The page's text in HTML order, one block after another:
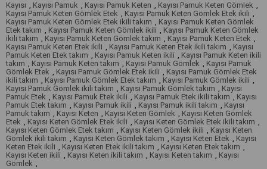
Kayısı , Kayısı Pamuk , Kayısı Pamuk Keten , Kayısı Pamuk Keten Gömlek ,
Kayısı Pamuk Keten Gömlek Etek , Kayısı Pamuk Keten Gömlek Etek ikili ,
Kayısı Pamuk Keten Gömlek Etek ikili takım , Kayısı Pamuk Keten Gömlek
Etek takım , Kayısı Pamuk Keten Gömlek ikili , Kayısı Pamuk Keten Gömlek
ikili takım , Kayısı Pamuk Keten Gömlek takım , Kayısı Pamuk Keten Etek ,
Kayısı Pamuk Keten Etek ikili , Kayısı Pamuk Keten Etek ikili takım , Kayısı
Pamuk Keten Etek takım , Kayısı Pamuk Keten ikili , Kayısı Pamuk Keten ikili
takım , Kayısı Pamuk Keten takım , Kayısı Pamuk Gömlek , Kayısı Pamuk
Gömlek Etek , Kayısı Pamuk Gömlek Etek ikili , Kayısı Pamuk Gömlek Etek
ikili takım , Kayısı Pamuk Gömlek Etek takım , Kayısı Pamuk Gömlek ikili ,
Kayısı Pamuk Gömlek ikili takım , Kayısı Pamuk Gömlek takım , Kayısı
Pamuk Etek , Kayısı Pamuk Etek ikili , Kayısı Pamuk Etek ikili takım , Kayısı
Pamuk Etek takım , Kayısı Pamuk ikili , Kayısı Pamuk ikili takım , Kayısı
Pamuk takım , Kayısı Keten , Kayısı Keten Gömlek , Kayısı Keten Gömlek
Etek , Kayısı Keten Gömlek Etek ikili , Kayısı Keten Gömlek Etek ikili takım ,
Kayısı Keten Gömlek Etek takım , Kayısı Keten Gömlek ikili , Kayısı Keten
Gömlek ikili takım , Kayısı Keten Gömlek takım , Kayısı Keten Etek , Kayısı
Keten Etek ikili , Kayısı Keten Etek ikili takım , Kayısı Keten Etek takım ,
Kayısı Keten ikili , Kayısı Keten ikili takım , Kayısı Keten takım , Kayısı
Gömlek ,